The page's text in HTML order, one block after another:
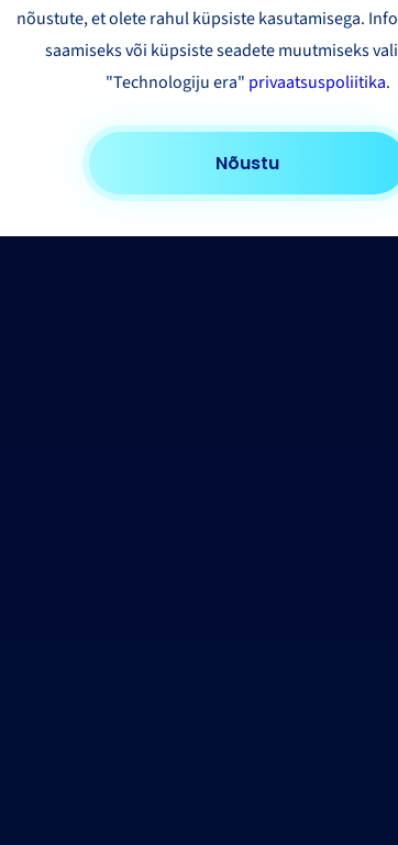
nõustute, et olete rahul küpsiste kasutamisega.
saamiseks või küpsiste seadete muutmiseks
"Technologiju era" privaatsuspoliitika.
Nõustu